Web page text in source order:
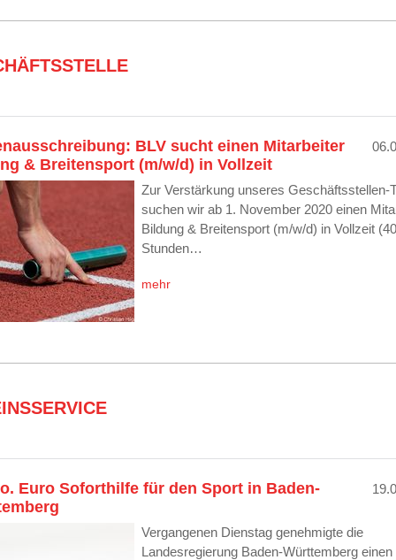
BLV sucht einen Mitarbeiter
& Breitensport (m/w/d) in Vollzeit
Zur Verstärkung unseres Geschäftsstellen-
suchen wir ab 1. November 2020 einen
Bildung & Breitensport (m/w/d) in Vollzeit (40
Stunden…
mehr
Euro Soforthilfe für den Sport in Baden-
Vergangenen Dienstag genehmigte die
Landesregierung Baden-Württemberg einen